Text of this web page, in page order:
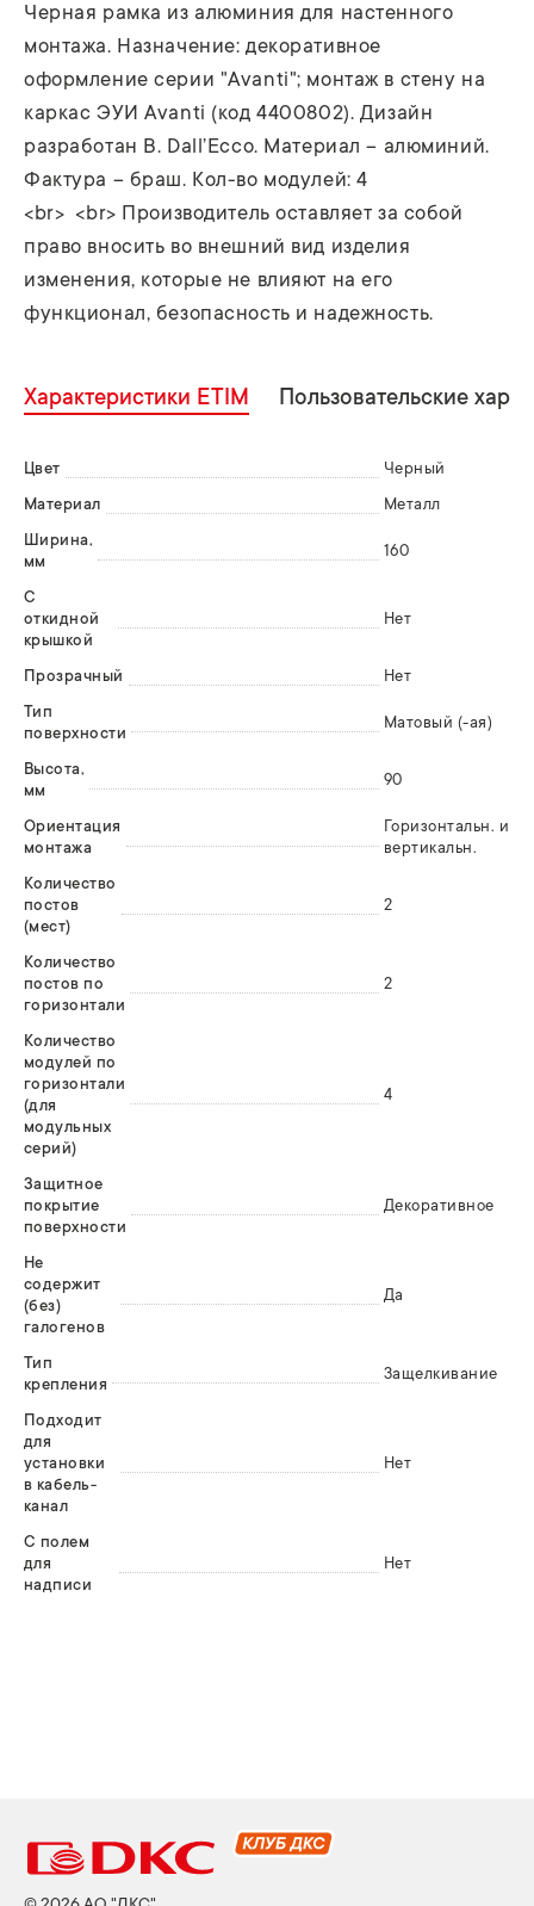
Черная рамка из алюминия для настенного
монтажа. Назначение: декоративное
оформление серии "Avanti"; монтаж в стену на
каркас ЭУИ Avanti (код 4400802). Дизайн
разработан B. Dall’Ecco. Материал – алюминий.
Фактура – браш. Кол-во модулей: 4
<br> <br> Производитель оставляет за собой
право вносить во внешний вид изделия
изменения, которые не влияют на его
функционал, безопасность и надежность.
Характеристики ETIM Пользовательские
Цвет
Черный
Материал
Металл
Ширина,
мм
160
С
откидной
крышкой
Нет
Прозрачный
Нет
Тип
поверхности
Матовый (-ая)
Высота,
мм
90
Ориентация
монтажа
Горизонтальн. и
вертикальн.
Количество
постов
(мест)
2
Количество
постов по
горизонтали
2
Количество
модулей по
горизонтали
(для
модульных
серий)
4
Защитное
покрытие
поверхности
Декоративное
Не
содержит
(без)
галогенов
Да
Тип
крепления
Защелкивание
Подходит
для
установки
в кабель-
канал
Нет
С полем
для
надписи
Нет